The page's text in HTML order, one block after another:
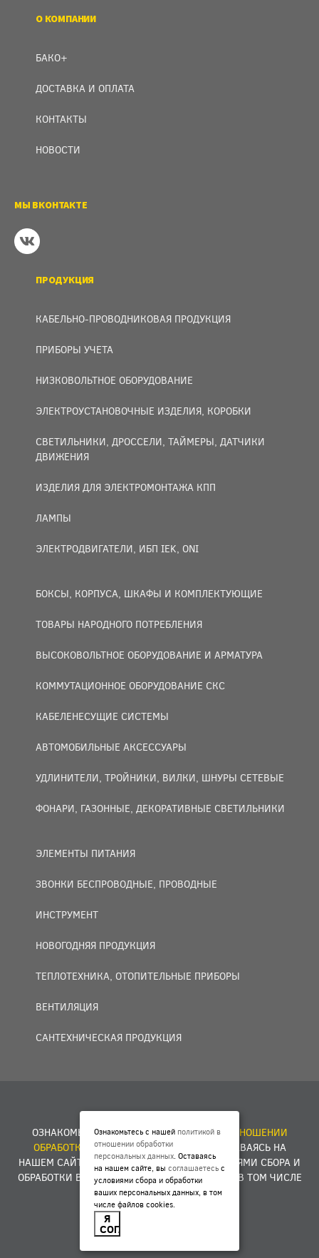
О КОМПАНИИ
БАКО+
ДОСТАВКА И ОПЛАТА
КОНТАКТЫ
НОВОСТИ
МЫ ВКОНТАКТЕ
ПРОДУКЦИЯ
КАБЕЛЬНО-ПРОВОДНИКОВАЯ ПРОДУКЦИЯ
ПРИБОРЫ УЧЕТА
НИЗКОВОЛЬТНОЕ ОБОРУДОВАНИЕ
ЭЛЕКТРОУСТАНОВОЧНЫЕ ИЗДЕЛИЯ, КОРОБКИ
СВЕТИЛЬНИКИ, ДРОССЕЛИ, ТАЙМЕРЫ, ДАТЧИКИ
ДВИЖЕНИЯ
ИЗДЕЛИЯ ДЛЯ ЭЛЕКТРОМОНТАЖА КПП
ЛАМПЫ
ЭЛЕКТРОДВИГАТЕЛИ, ИБП IEK, ONI
БОКСЫ, КОРПУСА, ШКАФЫ И КОМПЛЕКТУЮЩИЕ
ТОВАРЫ НАРОДНОГО ПОТРЕБЛЕНИЯ
ВЫСОКОВОЛЬТНОЕ ОБОРУДОВАНИЕ И АРМАТУРА
КОММУТАЦИОННОЕ ОБОРУДОВАНИЕ СКС
КАБЕЛЕНЕСУЩИЕ СИСТЕМЫ
АВТОМОБИЛЬНЫЕ АКСЕССУАРЫ
УДЛИНИТЕЛИ, ТРОЙНИКИ, ВИЛКИ, ШНУРЫ СЕТЕВЫЕ
ФОНАРИ, ГАЗОННЫЕ, ДЕКОРАТИВНЫЕ СВЕТИЛЬНИКИ
ЭЛЕМЕНТЫ ПИТАНИЯ
ЗВОНКИ БЕСПРОВОДНЫЕ, ПРОВОДНЫЕ
ИНСТРУМЕНТ
НОВОГОДНЯЯ ПРОДУКЦИЯ
ТЕПЛОТЕХНИКА, ОТОПИТЕЛЬНЫЕ ПРИБОРЫ
ВЕНТИЛЯЦИЯ
САНТЕХНИЧЕСКАЯ ПРОДУКЦИЯ
ОЗНАКОМЬТЕСЬ С НАШЕЙПОЛИТИКОЙ В ОТНОШЕНИИ
ОБРАБОТКИ ПЕРСОНАЛЬНЫХ ДАННЫХ
. ОСТАВАЯСЬ НА
НАШЕМ САЙТЕ, ВЫСОГЛАШАЕТЕСЬС УСЛОВИЯМИ СБОРА И
ОБРАБОТКИ ВАШИХ ПЕРСОНАЛЬНЫХ ДАННЫХ, В ТОМ ЧИСЛЕ
ФАЙЛОВ COOKIES.
Разработка сайта -
Ознакомьтесь с нашей политикой в
отношении обработки
персональных данных. Оставаясь
на нашем сайте, вы соглашаетесь с
условиями сбора и обработки
ваших персональных данных, в том
числе файлов cookies.
Я
СОГЛАСЕН